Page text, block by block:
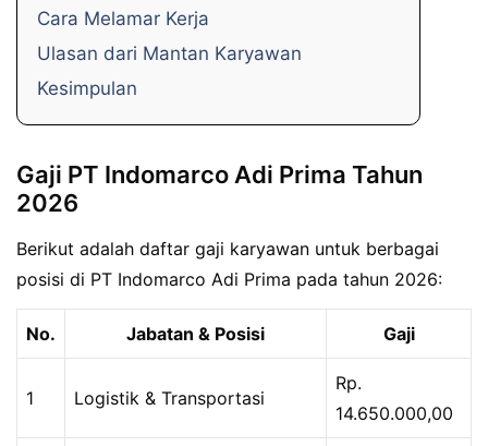
Cara Melamar Kerja
Ulasan dari Mantan Karyawan
Kesimpulan
Gaji PT Indomarco Adi Prima Tahun
2026
Berikut adalah daftar gaji karyawan untuk berbagai
posisi di PT Indomarco Adi Prima pada tahun 2026:
No. Jabatan & Posisi Gaji
1 Logistik & Transportasi
Rp.
14.650.000,00